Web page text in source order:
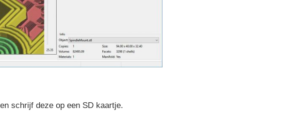
schrijf deze op een SD kaartje.